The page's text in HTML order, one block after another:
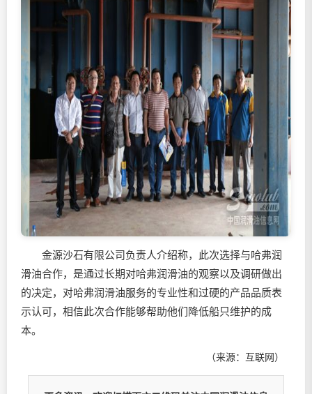
金源沙石有限公司负责人介绍称，此次选择与哈弗润
滑油合作，是通过长期对哈弗润滑油的观察以及调研做出
的决定，对哈弗润滑油服务的专业性和过硬的产品品质表
示认可，相信此次合作能够帮助他们降低船只维护的成
本。
（来源：互联网）